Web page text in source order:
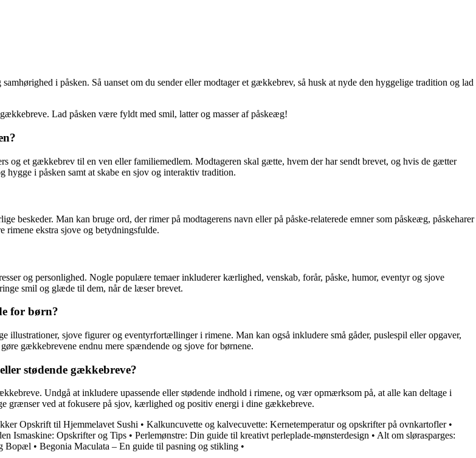
i påsken. Så uanset om du sender eller modtager et gækkebrev, så husk at nyde den hyggelige tradition og lad
Lad påsken være fyldt med smil, latter og masser af påskeæg!
og et gækkebrev til en ven eller familiemedlem. Modtageren skal gætte, hvem der har sendt brevet, og hvis de gætter
i påsken samt at skabe en sjov og interaktiv tradition.
Man kan bruge ord, der rimer på modtagerens navn eller på påske-relaterede emner som påskeæg, påskeharer
rimene ekstra sjove og betydningsfulde.
og personlighed. Nogle populære temaer inkluderer kærlighed, venskab, forår, påske, humor, eventyr og sjove
smil og glæde til dem, når de læser brevet.
for børn?
illustrationer, sjove figurer og eventyrfortællinger i rimene. Man kan også inkludere små gåder, puslespil eller opgaver,
gækkebrevene endnu mere spændende og sjove for børnene.
stødende gækkebreve?
Undgå at inkludere upassende eller stødende indhold i rimene, og vær opmærksom på, at alle kan deltage i
grænser ved at fokusere på sjov, kærlighed og positiv energi i dine gækkebreve.
Opskrift til Hjemmelavet Sushi • Kalkuncuvette og kalvecuvette: Kernetemperatur og opskrifter på ovnkartofler•
Ismaskine: Opskrifter og Tips • Perlemønstre: Din guide til kreativt perleplade-mønsterdesign • Alt om slørasparges:
Bopæl • Begonia Maculata – En guide til pasning og stikling •